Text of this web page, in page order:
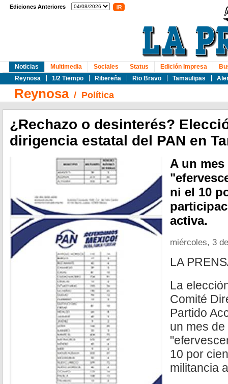
Ediciones Anteriores
Noticias
Reynosa
1/2 Tiempo Ribereña Rio Bravo Tamaulipas
Multimedia Sociales Status Edición Impresa
Reynosa/ Política
¿Rechazo o desinterés?
dirigencia estatal del PAN en
A un
ni el 10
activa.
miércoles, 3
LA
La
Comité
Partido
un mes
10 por
militancia